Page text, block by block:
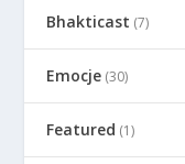
Bhakticast (7)
Emocje (30)
Featured (1)